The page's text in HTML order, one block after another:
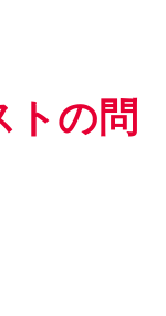
トの問